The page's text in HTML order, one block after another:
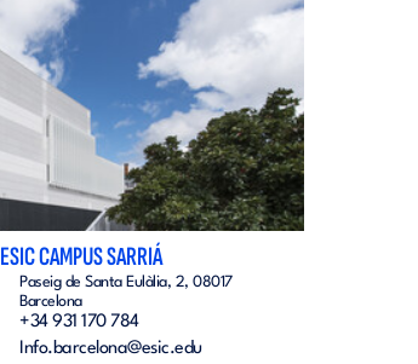
ESIC CAMPUS SARRIÁ
Paseig de Santa Eulàlia, 2, 08017
Barcelona
+34 931 170 784
Info.barcelona@esic.edu